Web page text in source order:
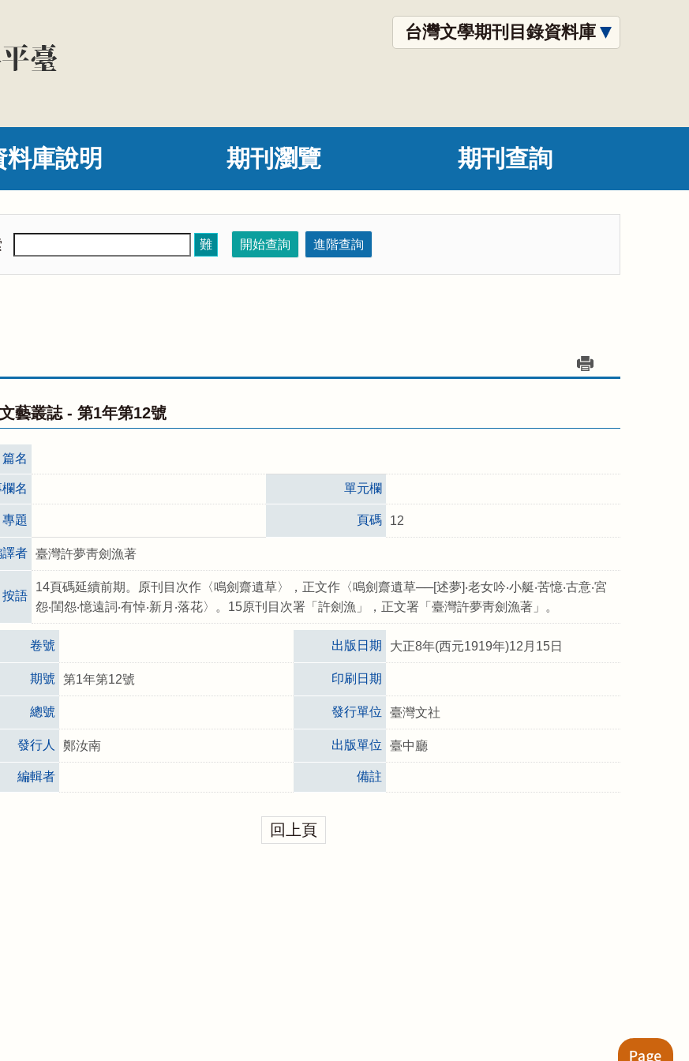
台灣文學期刊目錄資料庫
料庫說明 期刊瀏覽 期刊查詢
難 開始查詢 進階查詢
藝叢誌 - 第1年第12號
篇名
名 單元欄
專題 頁碼 12
者 臺灣許夢靑劍漁著
按語
14頁碼延續前期。原刊目次作〈鳴劍齋遺草〉，正文作〈鳴劍齋遺草──[述夢]‧老女吟‧小艇‧苦憶‧古意‧宮
怨‧閨怨‧憶遠詞‧有悼‧新月‧落花〉。15原刊目次署「許劍漁」，正文署「臺灣許夢靑劍漁著」。
卷號 出版日期 大正8年(西元1919年)12月15日
期號 第1年第12號 印刷日期
總號 發行單位 臺灣文社
發行人 鄭汝南 出版單位 臺中廳
編輯者 備註
回上頁